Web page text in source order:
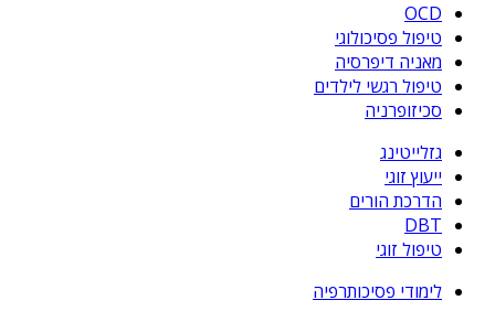
OCD
טיפול פסיכולוגי
מאניה דיפרסיה
טיפול רגשי לילדים
סכיזופרניה
גזלייטינג
ייעוץ זוגי
הדרכת הורים
DBT
טיפול זוגי
לימודי פסיכותרפיה